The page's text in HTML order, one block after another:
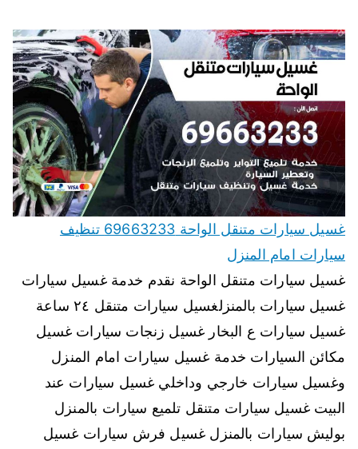
غسيل سيارات متنقل الواحة 69663233 تنظيف
سيارات امام المنزل
غسيل سيارات متنقل الواحة نقدم خدمة غسيل سيارات
غسيل سيارات بالمنزلغسيل سيارات متنقل ٢٤ ساعة
غسيل سيارات ع البخار غسيل زنجات سيارات غسيل
مكائن السيارات خدمة غسيل سيارات امام المنزل
وغسيل سيارات خارجي وداخلي غسيل سيارات عند
البيت غسيل سيارات متنقل تلميع سيارات بالمنزل
بوليش سيارات بالمنزل غسيل فرش سيارات غسيل